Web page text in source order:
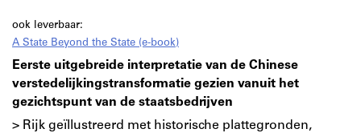
ook leverbaar:
A State Beyond the State (e-book)
Eerste uitgebreide interpretatie van de Chinese
verstedelijkingstransformatie gezien vanuit het
gezichtspunt van de staatsbedrijven
> Rijk geïllustreerd met historische plattegronden,